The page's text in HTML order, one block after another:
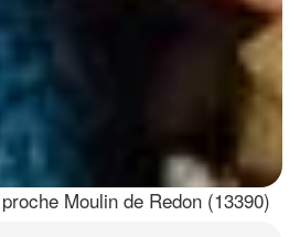
Moulin de Redon (13390)